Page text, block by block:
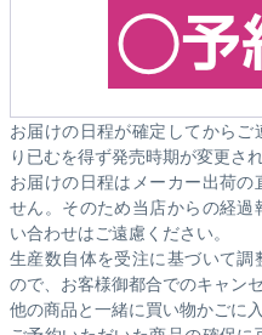
お届けの日程が確定してから
り已むを得ず発売時期が変更さ
お届けの日程はメーカー出荷
せん。そのため当店からの経過
い合わせはご遠慮ください。
生産数自体を受注に基づいて
ので、お客様御都合でのキャン
他の商品と一緒に買い物かごに